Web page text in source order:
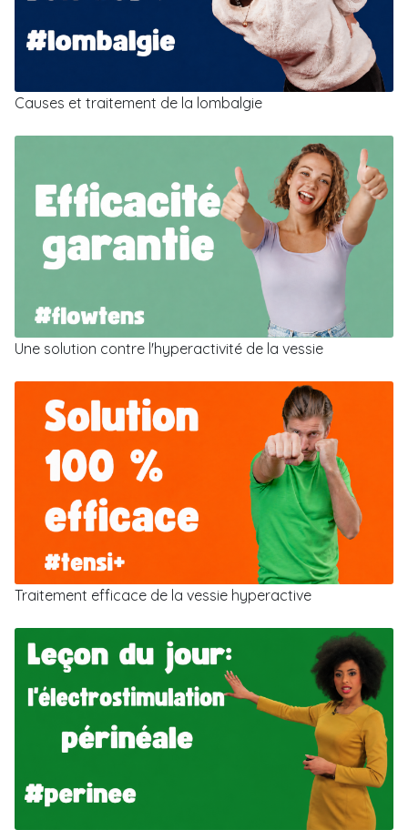
Causes et traitement de la lombalgie
Une solution contre l'hyperactivité de la vessie
Traitement efficace de la vessie hyperactive